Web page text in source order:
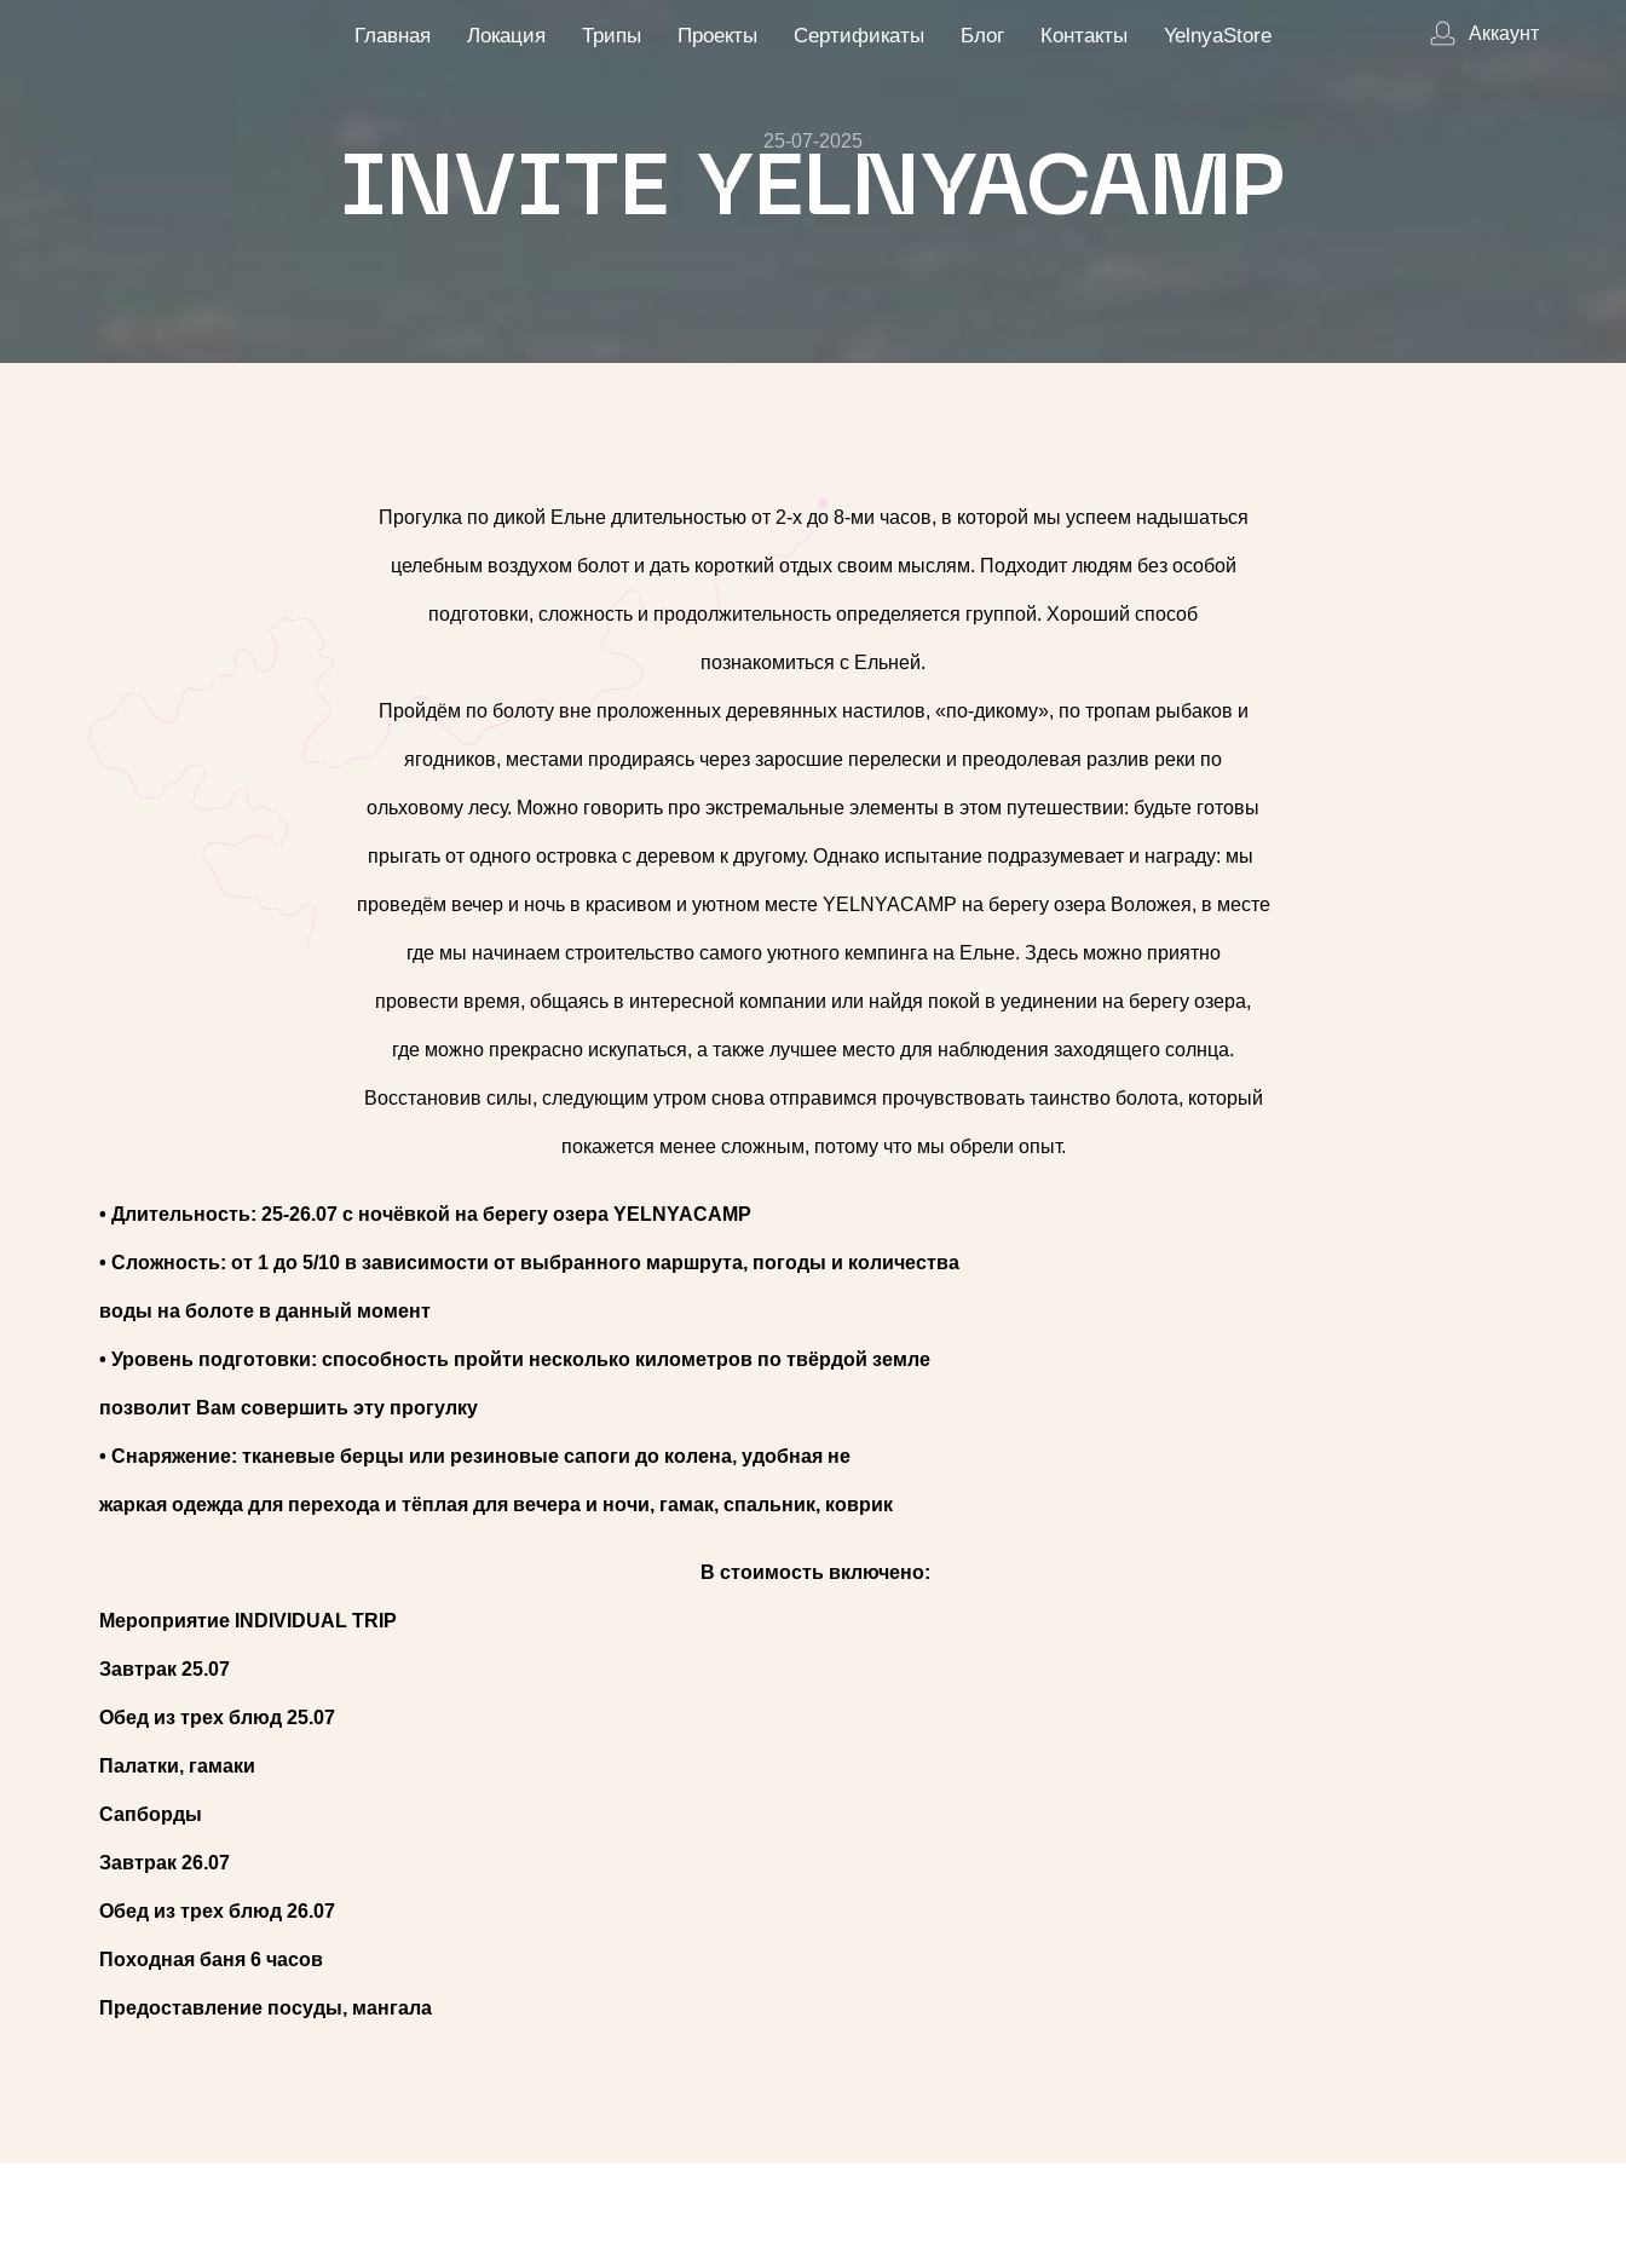
Главная Локация Трипы Проекты Сертификаты Блог Контакты YelnyaStore Аккаунт
25-07-2025
INVITE YELNYACAMP
Прогулка по дикой Ельне длительностью от 2-х до 8-ми часов, в которой мы успеем надышаться
целебным воздухом болот и дать короткий отдых своим мыслям. Подходит людям без особой
подготовки, сложность и продолжительность определяется группой. Хороший способ
познакомиться с Ельней.
Пройдём по болоту вне проложенных деревянных настилов, «по-дикому», по тропам рыбаков и
ягодников, местами продираясь через заросшие перелески и преодолевая разлив реки по
ольховому лесу. Можно говорить про экстремальные элементы в этом путешествии: будьте готовы
прыгать от одного островка с деревом к другому. Однако испытание подразумевает и награду: мы
проведём вечер и ночь в красивом и уютном месте YELNYACAMP на берегу озера Воложея, в месте
где мы начинаем строительство самого уютного кемпинга на Ельне. Здесь можно приятно
провести время, общаясь в интересной компании или найдя покой в уединении на берегу озера,
где можно прекрасно искупаться, а также лучшее место для наблюдения заходящего солнца.
Восстановив силы, следующим утром снова отправимся прочувствовать таинство болота, который
покажется менее сложным, потому что мы обрели опыт.
• Длительность: 25-26.07 с ночёвкой на берегу озера YELNYACAMP
• Сложность: от 1 до 5/10 в зависимости от выбранного маршрута, погоды и количества
воды на болоте в данный момент
• Уровень подготовки: способность пройти несколько километров по твёрдой земле
позволит Вам совершить эту прогулку
• Снаряжение: тканевые берцы или резиновые сапоги до колена, удобная не
жаркая одежда для перехода и тёплая для вечера и ночи, гамак, спальник, коврик
В стоимость включено:
Мероприятие INDIVIDUAL TRIP
Завтрак 25.07
Обед из трех блюд 25.07
Палатки, гамаки
Сапборды
Завтрак 26.07
Обед из трех блюд 26.07
Походная баня 6 часов
Предоставление посуды, мангала